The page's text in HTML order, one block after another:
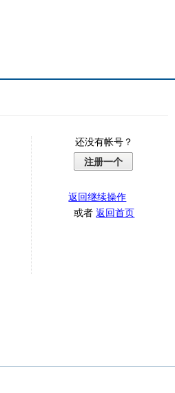
还没有帐号？
注册一个
返回继续操作
或者返回首页